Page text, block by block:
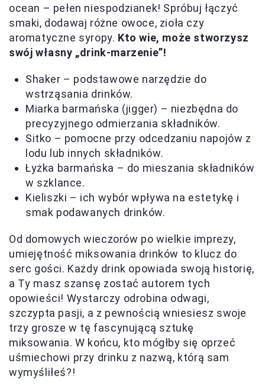
ocean – pełen niespodzianek! Spróbuj łączyć
smaki, dodawaj różne owoce, zioła czy
aromatyczne syropy. Kto wie, może stworzysz
swój własny „drink-marzenie”!
Shaker – podstawowe narzędzie do
wstrząsania drinków.
Miarka barmańska (jigger) – niezbędna do
precyzyjnego odmierzania składników.
Sitko – pomocne przy odcedzaniu napojów z
lodu lub innych składników.
Łyżka barmańska – do mieszania składników
w szklance.
Kieliszki – ich wybór wpływa na estetykę i
smak podawanych drinków.
Od domowych wieczorów po wielkie imprezy,
umiejętność miksowania drinków to klucz do
serc gości. Każdy drink opowiada swoją historię,
a Ty masz szansę zostać autorem tych
opowieści! Wystarczy odrobina odwagi,
szczypta pasji, a z pewnością wniesiesz swoje
trzy grosze w tę fascynującą sztukę
miksowania. W końcu, kto mógłby się oprzeć
uśmiechowi przy drinku z nazwą, którą sam
wymyśliłeś?!